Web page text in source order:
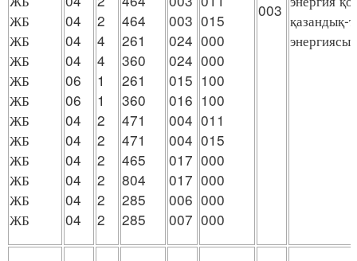
ЖБ
ЖБ
ЖБ
ЖБ
ЖБ
ЖБ
ЖБ
ЖБ
ЖБ
ЖБ
ЖБ
04
04
04
06
06
04
04
04
04
04
04
2
4
4
1
1
2
2
2
2
2
2
464
261
360
261
360
471
471
465
804
285
285
003
024
024
015
016
004
004
017
017
006
007
015
000
000
100
100
011
015
000
000
000
000
003
қазандық-